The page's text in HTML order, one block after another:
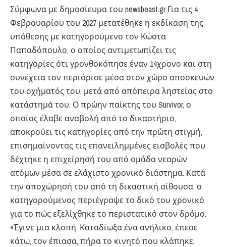
Σύμφωνα με δημοσίευμα του newsbeast.gr ​Για τις 4
Φεβρουαρίου του 2027 μετατέθηκε η εκδίκαση της
υπόθεσης με κατηγορούμενο τον Κώστα
Παπαδόπουλο, ο οποίος αντιμετωπίζει τις
κατηγορίες ότι γρονθοκόπησε έναν 14χρονο και στη
συνέχεια τον περιόρισε μέσα στον χώρο αποσκευών
του οχήματός του, μετά από απόπειρα ληστείας στο
κατάστημά του. Ο πρώην παίκτης του Survivor, ο
οποίος έλαβε αναβολή από το δικαστήριο,
αποκρούει τις κατηγορίες από την πρώτη στιγμή,
επισημαίνοντας τις επανειλημμένες εισβολές που
δέχτηκε η επιχείρησή του από ομάδα νεαρών
ατόμων μέσα σε ελάχιστο χρονικό διάστημα. Κατά
την αποχώρησή του από τη δικαστική αίθουσα, ο
κατηγορούμενος περιέγραψε το δικό του χρονικό
για το πώς εξελίχθηκε το περιστατικό στον δρόμο.
«Έγινε μια κλοπή. Καταδίωξα ένα ανήλικο, έπεσε
κάτω, τον έπιασα, πήρα το κινητό που κλάπηκε,